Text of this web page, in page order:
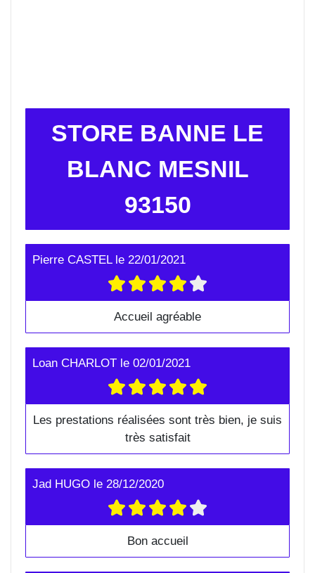
STORE BANNE LE
BLANC MESNIL
93150
Pierre CASTELle 22/01/2021
Accueil agréable
Loan CHARLOT le 02/01/2021
Les prestations réalisées sont très bien, je suis
très satisfait
Jad HUGO le 28/12/2020
Bon accueil